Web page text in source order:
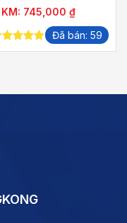
745,000 ₫
out of
Đã bán: 59